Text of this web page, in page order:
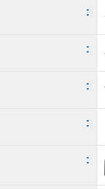
:
:
:
:
: